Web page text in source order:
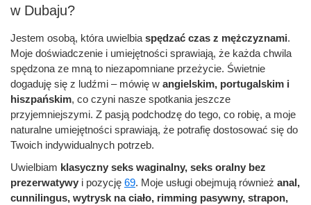
w Dubaju?
Jestem osobą, która uwielbia spędzać czas z mężczyznami.
Moje doświadczenie i umiejętności sprawiają, że każda chwila
spędzona ze mną to niezapomniane przeżycie. Świetnie
dogaduję się z ludźmi – mówię w angielskim, portugalskim i
hiszpańskim, co czyni nasze spotkania jeszcze
przyjemniejszymi. Z pasją podchodzę do tego, co robię, a moje
naturalne umiejętności sprawiają, że potrafię dostosować się do
Twoich indywidualnych potrzeb.
Uwielbiam klasyczny seks waginalny, seks oralny bez
prezerwatywy i pozycję 69. Moje usługi obejmują również anal,
cunnilingus, wytrysk na ciało, rimming pasywny, strapon,